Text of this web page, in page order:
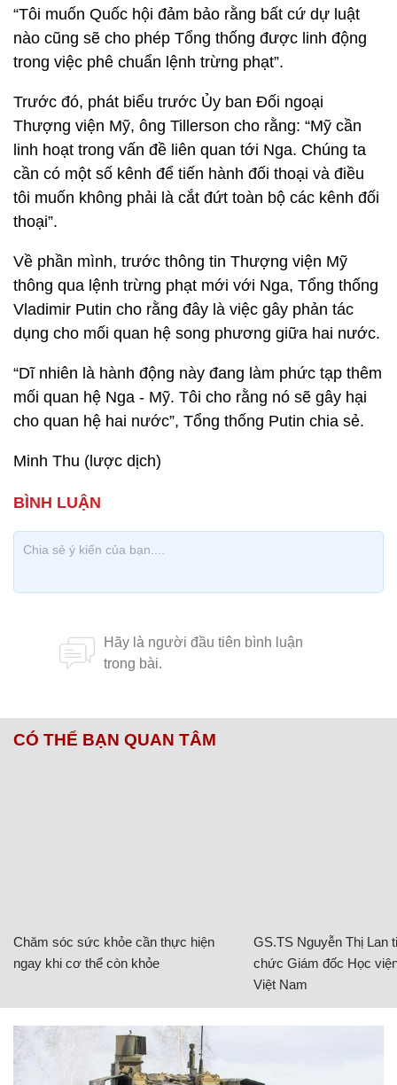
“Tôi muốn Quốc hội đảm bảo rằng bất cứ dự luật
nào cũng sẽ cho phép Tổng thống được linh động
trong việc phê chuẩn lệnh trừng phạt”.
Trước đó, phát biểu trước Ủy ban Đối ngoại
Thượng viện Mỹ, ông Tillerson cho rằng: “Mỹ cần
linh hoạt trong vấn đề liên quan tới Nga. Chúng ta
cần có một số kênh để tiến hành đối thoại và điều
tôi muốn không phải là cắt đứt toàn bộ các kênh đối
thoại”.
Về phần mình, trước thông tin Thượng viện Mỹ
thông qua lệnh trừng phạt mới với Nga, Tổng thống
Vladimir Putin cho rằng đây là việc gây phản tác
dụng cho mối quan hệ song phương giữa hai nước.
“Dĩ nhiên là hành động này đang làm phức tạp thêm
mối quan hệ Nga - Mỹ. Tôi cho rằng nó sẽ gây hại
cho quan hệ hai nước”, Tổng thống Putin chia sẻ.
Minh Thu (lược dịch)
CÓ THỂ BẠN QUAN TÂM
Chăm sóc sức khỏe cần thực hiện
ngay khi cơ thể còn khỏe
GS.TS Nguyễn Thị Lan
chức Giám đốc Học
Việt Nam